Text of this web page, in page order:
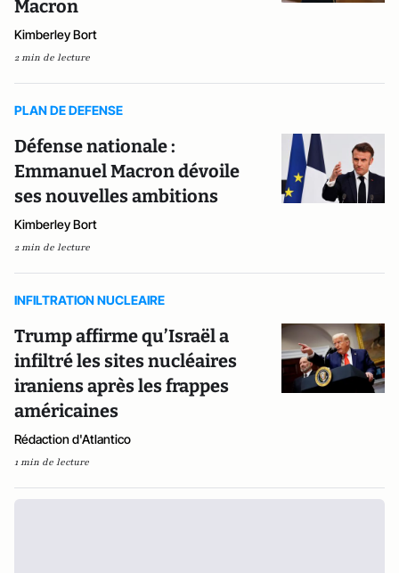
Macron
Kimberley Bort
2 min de lecture
PLAN DE DEFENSE
Défense nationale :
Emmanuel Macron dévoile
ses nouvelles ambitions
Kimberley Bort
2 min de lecture
INFILTRATION NUCLEAIRE
Trump affirme qu’Israël a
infiltré les sites nucléaires
iraniens après les frappes
américaines
Rédaction d'Atlantico
1 min de lecture